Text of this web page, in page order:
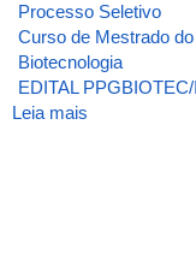
Processo Seletivo
Curso de Mestrado
Biotecnologia
EDITAL
Leia mais